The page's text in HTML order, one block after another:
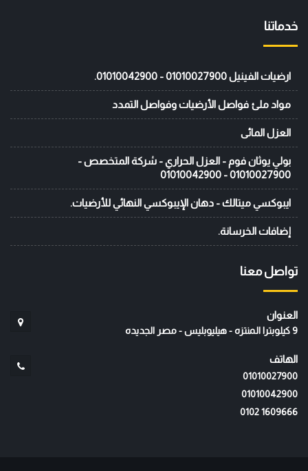
خدماتنا
ارضيات الفينيل 01010027900 - 01010042900.
مواد ملئ فواصل الأرضيات وفواصل التمدد
العزل المائى
بولي يوثان فوم - العزل الحراري - شركة المتخصص -
01010027900 - 01010042900
ايبوكسي ميتالك - دهان الإيبوكسي النهائي للأرضيات.
إضافات الخرسانة.
تواصل معنا
العنوان
9 كيلوبترا المنتزه - هيليوبليس - مصر الجديده
الهاتف
01010027900
01010042900
‭0102 1609666‬